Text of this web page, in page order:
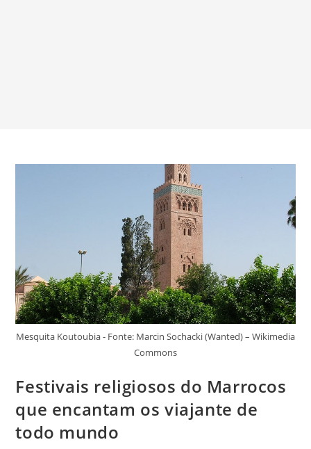
Mesquita Koutoubia - Fonte: Marcin Sochacki (Wanted) – Wikimedia
Commons
Festivais religiosos do Marrocos
que encantam os viajante de
todo mundo